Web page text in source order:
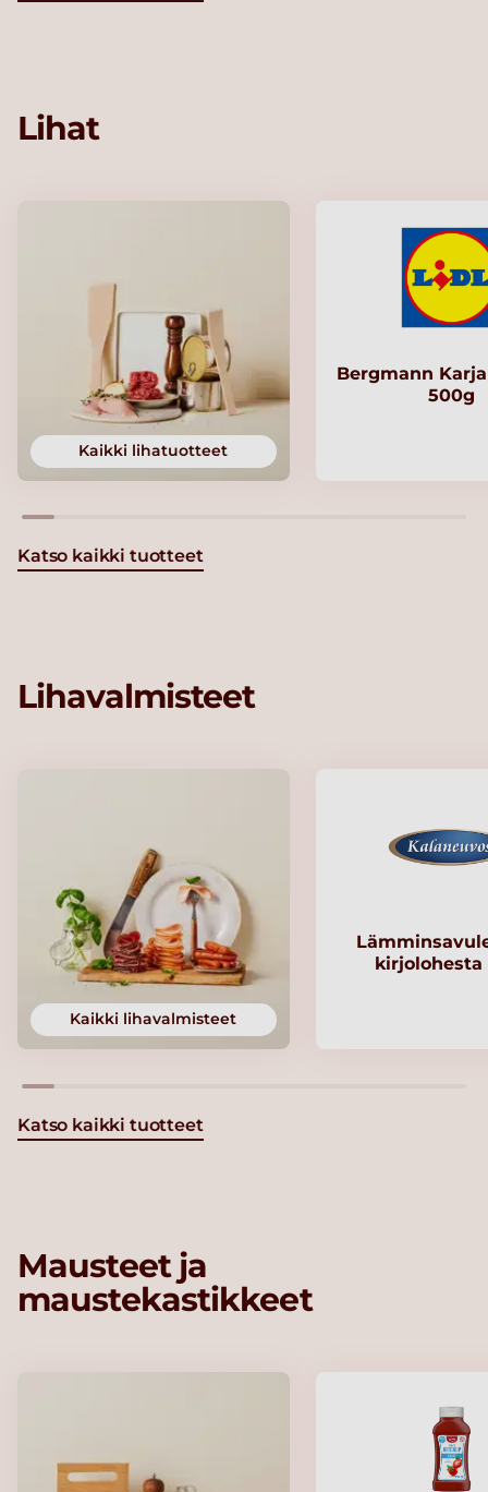
Lihat
Kaikki lihatuotteet
Bergmann
500g
Katso kaikki tuotteet
Lihavalmisteet
Kaikki lihavalmisteet
kirjolohesta
Katso kaikki tuotteet
Mausteet ja
maustekastikkeet